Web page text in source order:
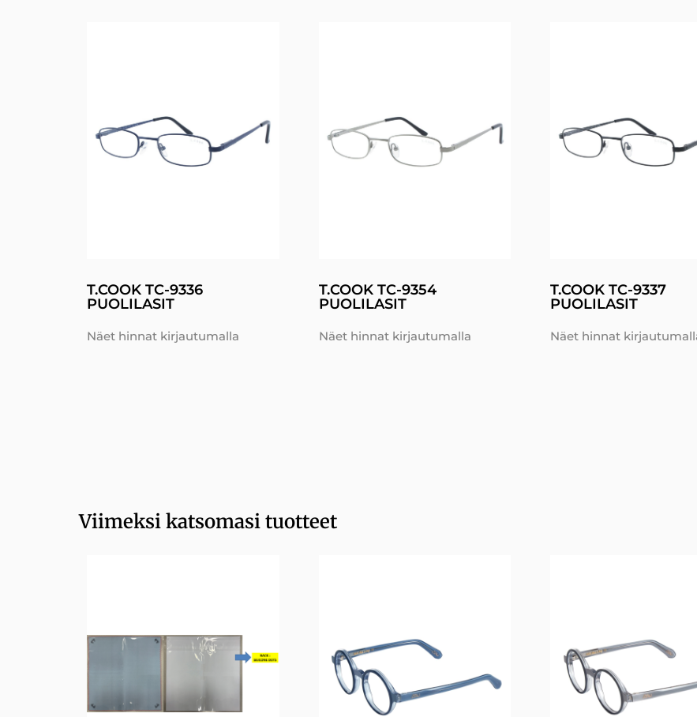
T.COOK TC-9336
PUOLILASIT
Näet hinnat kirjautumalla
T.COOK TC-9354
PUOLILASIT
Näet hinnat kirjautumalla
T.COOK TC-9337
PUOLILASIT
Näet hinnat
Viimeksi katsomasi tuotteet